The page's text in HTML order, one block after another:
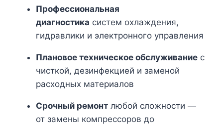
Профессиональная
диагностика систем охлаждения,
гидравлики и электронного управления
Плановое техническое обслуживание с
чисткой, дезинфекцией и заменой
расходных материалов
Срочный ремонт любой сложности —
от замены компрессоров до